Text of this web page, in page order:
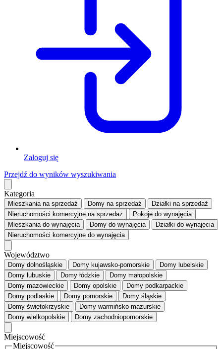
Zaloguj się
Przejdź do wyników wyszukiwania
Kategoria
Mieszkaniana sprzedaż Domy na sprzedaż Działki na sprzedaż
Nieruchomości komercyjne na sprzedaż Pokoje do wynajęcia
Mieszkaniado wynajęcia Domy do wynajęcia Działki do wynajęcia
Nieruchomości komercyjne do wynajęcia
Województwo
Domy dolnośląskie Domy kujawsko-pomorskie
Domy lubelskie
Domy lubuskie
Domy łódzkie
Domy małopolskie
Domy mazowieckie
Domy opolskie
Domy podkarpackie
Domy podlaskie
Domy pomorskie
Domy śląskie
Domy świętokrzyskie
Domy warmińsko-mazurskie
Domy wielkopolskie
Domy zachodniopomorskie
Miejscowość
Miejscowość